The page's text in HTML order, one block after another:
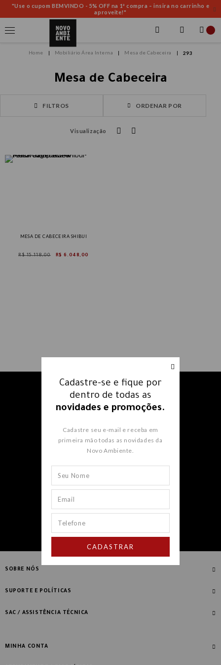
"Use o cupom BEMVINDO - 5% OFF na 1ª compra – insira no carrinho e
aproveite!"
Mobiliário Área Interna Mesa de Cabeceira 293
Mesa de Cabeceira
FILTROS ORDENAR POR
Visualização
MESA DE CABECEIRA SHIBUI
R$ 15.118,00 R$ 6.048,00
Receba nossos e-mails e fique
por dentrode todas as
CADASTRAR
SOBRE NÓS
Quem Somos
SUPORTE E POLÍTICAS
Compre com Especialista
SAC / ASSISTÊNCIA TÉCNICA
MINHA CONTA
Cadastre-se e fique por
dentro de todas as
novidades e promoções.
Cadastre seu e-mail e receba em
primeira mão todas as novidades da
Novo Ambiente.
CADASTRAR